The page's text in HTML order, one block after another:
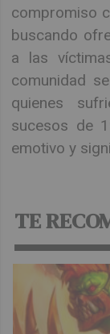
compromiso
buscando
a las
comunidad
quienes
sucesos de
emotivo y
TE